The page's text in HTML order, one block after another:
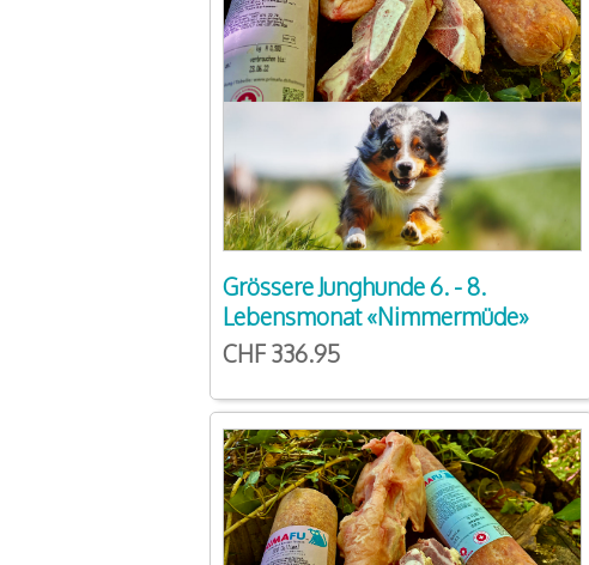
Grössere Junghunde 6. - 8.
Lebensmonat «Nimmermüde»
CHF 336.95